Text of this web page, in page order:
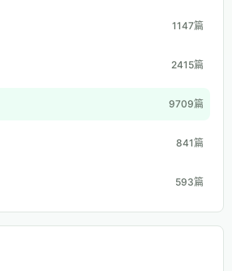
1147篇
2415篇
9709篇
841篇
593篇